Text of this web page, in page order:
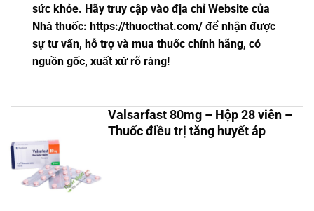
sức khỏe. Hãy truy cập vào địa chỉ Website của
Nhà thuốc: https://thuocthat.com/ để nhận được
sự tư vấn, hỗ trợ và mua thuốc chính hãng, có
nguồn gốc, xuất xứ rõ ràng!
Valsarfast 80mg – Hộp 28 viên –
Thuốc điều trị tăng huyết áp